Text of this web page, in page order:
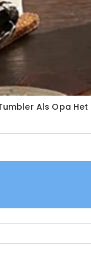
Als Opa